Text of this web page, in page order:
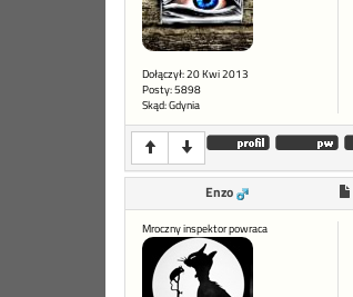
Dołączył: 20 Kwi 2013
Posty: 5898
Skąd: Gdynia
Enzo
Mroczny inspektor powraca